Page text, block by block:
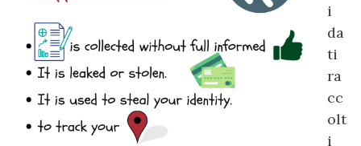
i
da
ti
ra
cc
olt
i